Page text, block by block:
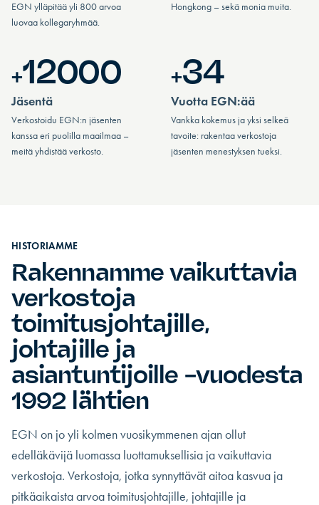
EGN ylläpitää yli 800 arvoa
luovaa kollegaryhmää.
Hongkong – sekä monia muita.
+12000
Jäsentä
Verkostoidu EGN:n jäsenten
kanssa eri puolilla maailmaa –
meitä yhdistää verkosto.
+34
Vuotta EGN:ää
Vankka kokemus ja yksi selkeä
tavoite: rakentaa verkostoja
jäsenten menestyksen tueksi.
HISTORIAMME
Rakennamme vaikuttavia
verkostoja
toimitusjohtajille,
johtajille ja
asiantuntijoille -vuodesta
1992 lähtien
EGN on jo yli kolmen vuosikymmenen ajan ollut
edelläkävijä luomassa luottamuksellisia ja vaikuttavia
verkostoja. Verkostoja, jotka synnyttävät aitoa kasvua ja
pitkäaikaista arvoa toimitusjohtajille, johtajille ja